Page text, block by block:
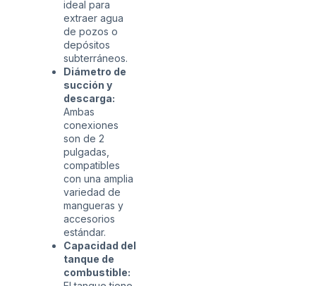
ideal para
extraer agua
de pozos o
depósitos
subterráneos.
Diámetro de
succión y
descarga:
Ambas
conexiones
son de 2
pulgadas,
compatibles
con una amplia
variedad de
mangueras y
accesorios
estándar.
Capacidad del
tanque de
combustible: